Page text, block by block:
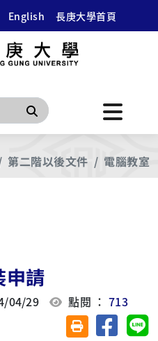
English 長庚大學首頁
搜尋
第二階以後文件 電腦教室
申請
04/29 點閱 ：713
友善列印(另開視
分享至